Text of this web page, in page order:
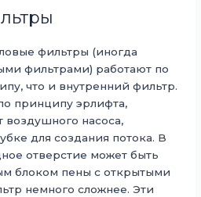
фильтры (иногда
фильтрами) работают по
что и внутренний фильтр.
принципу эрлифта,
воздушного насоса,
для создания потока. В
отверстие может быть
блоком пены с открытыми
немного сложнее. Эти